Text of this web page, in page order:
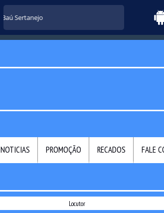
Baú Sertanejo
NOTICIAS PROMOÇÃO RECADOS FALE
Locutor